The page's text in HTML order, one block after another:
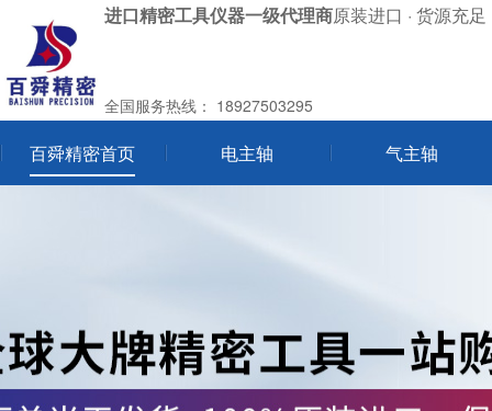
进口精密工具仪器一级代理商原装进口 · 货源充
全国服务热线： 18927503295
百舜精密首页 电主轴 气主轴